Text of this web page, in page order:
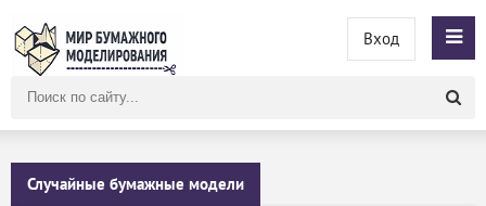
сайту
Вход
Случайные бумажные модели